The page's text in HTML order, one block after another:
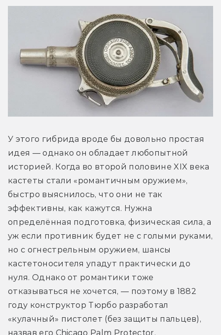
У этого гибрида вроде бы довольно простая
идея — однако он обладает любопытной
историей. Когда во второй половине XIX века
кастеты стали «романтичным оружием»,
быстро выяснилось, что они не так
эффективны, как кажутся. Нужна
определённая подготовка, физическая сила, а
уж если противник будет не с голыми руками,
но с огнестрельным оружием, шансы
кастетоносителя упадут практически до
нуля. Однако от романтики тоже
отказываться не хочется, — поэтому в 1882
году конструктор Тюрбо разработал
«кулачный» пистолет (без защиты пальцев),
назвав его Chicago Palm Protector.